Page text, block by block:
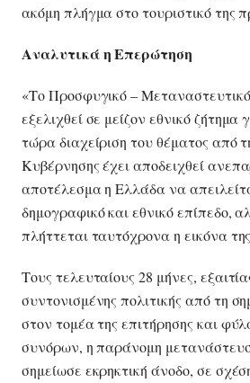
ακόμη πλήγμα στο τουριστικό της
Αναλυτικά η Επερώτηση
«Το Προσφυγικό –
εξελιχθεί σε μείζον εθνικό
τώρα διαχείριση του θέματος από
Κυβέρνησης έχει αποδειχθεί
αποτέλεσμα η Ελλάδα να
δημογραφικό και εθνικό επίπεδο,
πλήττεται ταυτόχρονα η εικόνα
Τους τελευταίους 28 μήνες,
συντονισμένης πολιτικής από τη
στον τομέα της επιτήρησης και
συνόρων, η παράνομη
σημείωσε εκρηκτική άνοδο, σε